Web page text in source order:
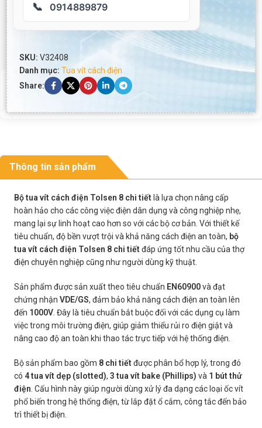
📞 0914889879
SKU: V32408
Danh mục: Tua vít cách điện
Share:
Thông tin sản phẩm
Bộ tua vít cách điện Tolsen 8 chi tiết là lựa chọn nâng cấp
hoàn hảo cho các công việc điện dân dụng và công nghiệp nhẹ,
mang lại sự linh hoạt cao hơn so với các bộ cơ bản. Với thiết kế
tiêu chuẩn, độ bền vượt trội và khả năng cách điện an toàn, bộ
tua vít cách điện Tolsen 8 chi tiết đáp ứng tốt nhu cầu của thợ
điện chuyên nghiệp cũng như người dùng kỹ thuật.
Sản phẩm được sản xuất theo tiêu chuẩn EN60900và đạt
chứng nhận VDE/GS, đảm bảo khả năng cách điện an toàn lên
đến 1000V . Đây là tiêu chuẩn bắt buộc đối với các dụng cụ làm
việc trong môi trường điện, giúp giảm thiểu rủi ro điện giật và
nâng cao độ an toàn khi thao tác trực tiếp với hệ thống điện.
Bộ sản phẩm bao gồm 8 chi tiết được phân bổ hợp lý, trong đó
có 4 tua vít dẹp (slotted), 3 tua vít bake (Phillips) và 1 bút thử
điện . Cấu hình này giúp người dùng xử lý đa dạng các loại ốc vít
phổ biến trong hệ thống điện, từ lắp đặt ổ cắm, công tắc đến bảo
trì thiết bị điện.